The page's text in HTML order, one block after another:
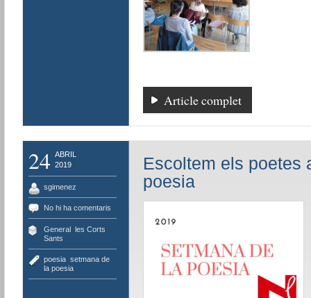
Article complet
24 ABRIL
2019
sgimenez
No hi ha comentaris
General, les Corts
Sants
poesia, setmana de
la poesia
Escoltem els poetes
poesia